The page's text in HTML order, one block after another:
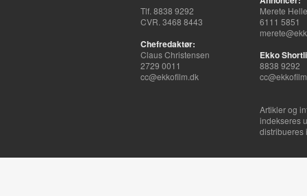
Tlf. 8838 9292
CVR. 3468 8443
Chefredaktør:
Claus Christensen
2729 0011
cc@ekkofilm.dk
Merete
6111 5851
Ekko
8838 9292
Artikler og
indekseres
distribueres